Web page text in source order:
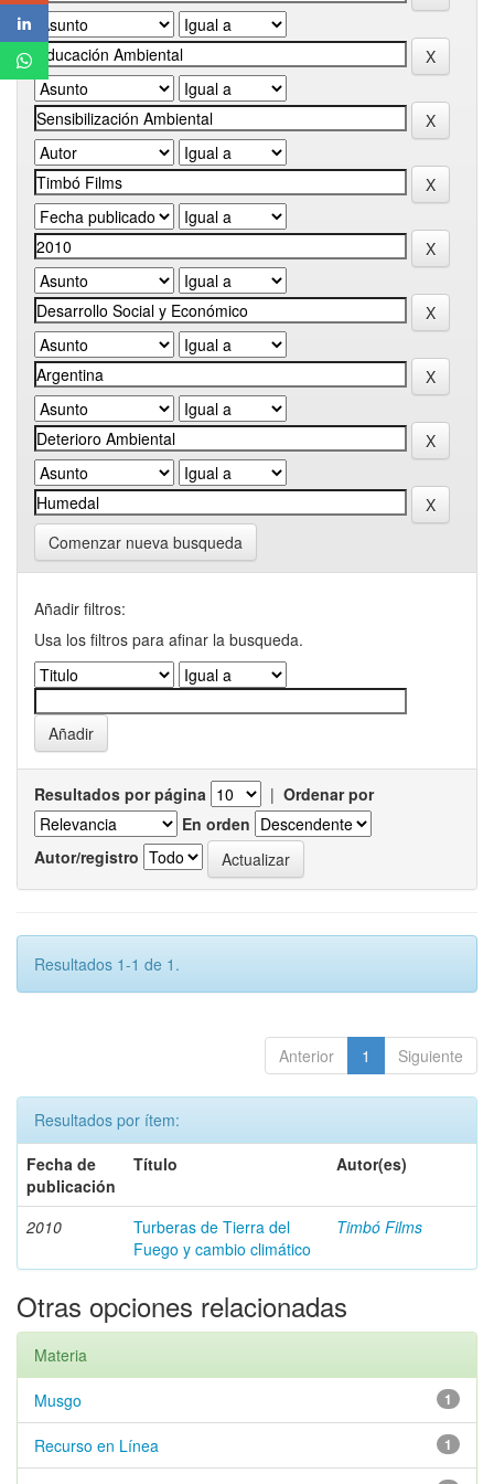
Comenzar nueva busqueda
Añadir filtros:
Usa los filtros para afinar la busqueda.
Resultados por página | Ordenar por
En orden
Autor/registro
Resultados 1-1 de 1.
Anterior 1 Siguiente
Resultados por ítem:
Fecha de
publicación
Título Autor(es)
2010
Turberas de Tierra del
Fuego y cambio climático
Timbó Films
Otras opciones relacionadas
Materia
1
Musgo
1
Recurso en Línea